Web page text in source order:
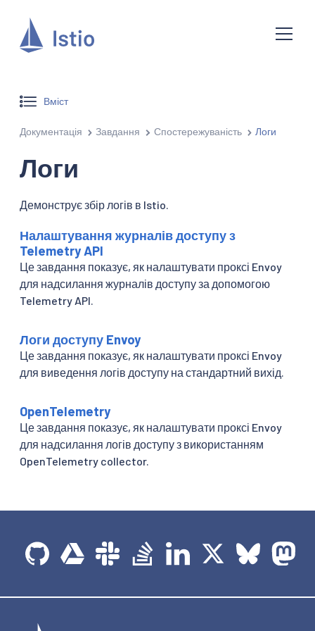
Вміст
Документація Завдання Спостережуваність Логи
Логи
Демонструє збір логів в Istio.
Налаштування журналів доступу з
Telemetry API
Це завдання показує, як налаштувати проксі Envoy
для надсилання журналів доступу за допомогою
Telemetry API.
Логи доступу Envoy
Це завдання показує, як налаштувати проксі Envoy
для виведення логів доступу на стандартний вихід.
OpenTelemetry
Це завдання показує, як налаштувати проксі Envoy
для надсилання логів доступу з використанням
OpenTelemetry collector.